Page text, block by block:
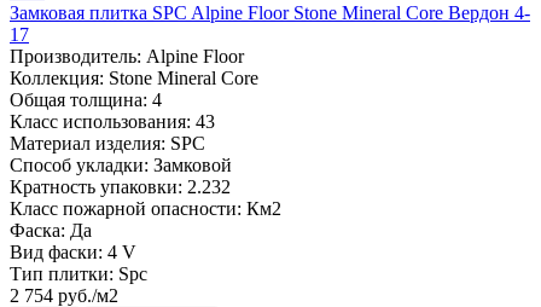
Замковая плитка SPC Alpine Floor Stone Mineral Core Вердон 4-
17
Производитель: Alpine Floor
Коллекция: Stone Mineral Core
Общая толщина: 4
Класс использования: 43
Материал изделия: SPC
Способ укладки: Замковой
Кратность упаковки: 2.232
Класс пожарной опасности: Км2
Фаска: Да
Вид фаски: 4 V
Тип плитки: Spc
2 754 руб./м2